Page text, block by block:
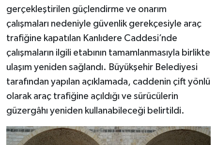
gerçekleştirilen güçlendirme ve onarım
çalışmaları nedeniyle güvenlik gerekçesiyle araç
trafiğine kapatılan Kanlıdere Caddesi’nde
çalışmaların ilgili etabının tamamlanmasıyla birlikte
ulaşım yeniden sağlandı. Büyükşehir Belediyesi
tarafından yapılan açıklamada, caddenin çift yönlü
olarak araç trafiğine açıldığı ve sürücülerin
güzergâhı yeniden kullanabileceği belirtildi.